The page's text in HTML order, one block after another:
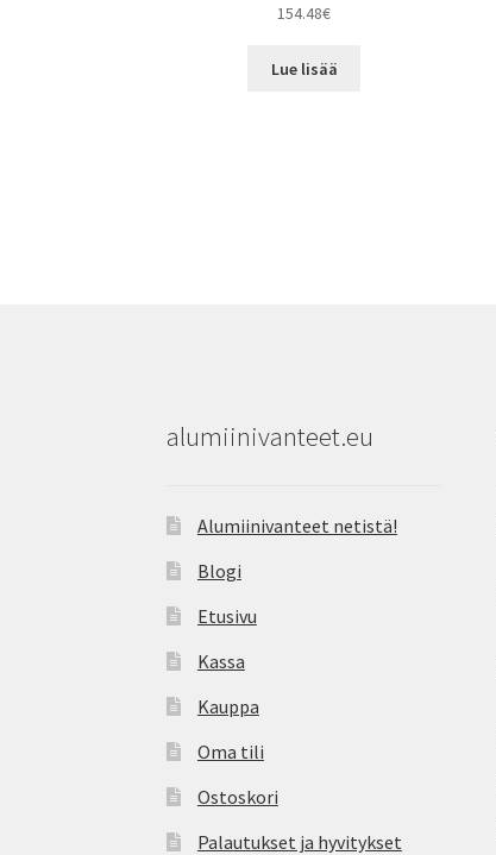
154.48€
Lue lisää
alumiinivanteet.eu
Alumiinivanteet netistä!
Blogi
Etusivu
Kassa
Kauppa
Oma tili
Ostoskori
Palautukset ja hyvitykset